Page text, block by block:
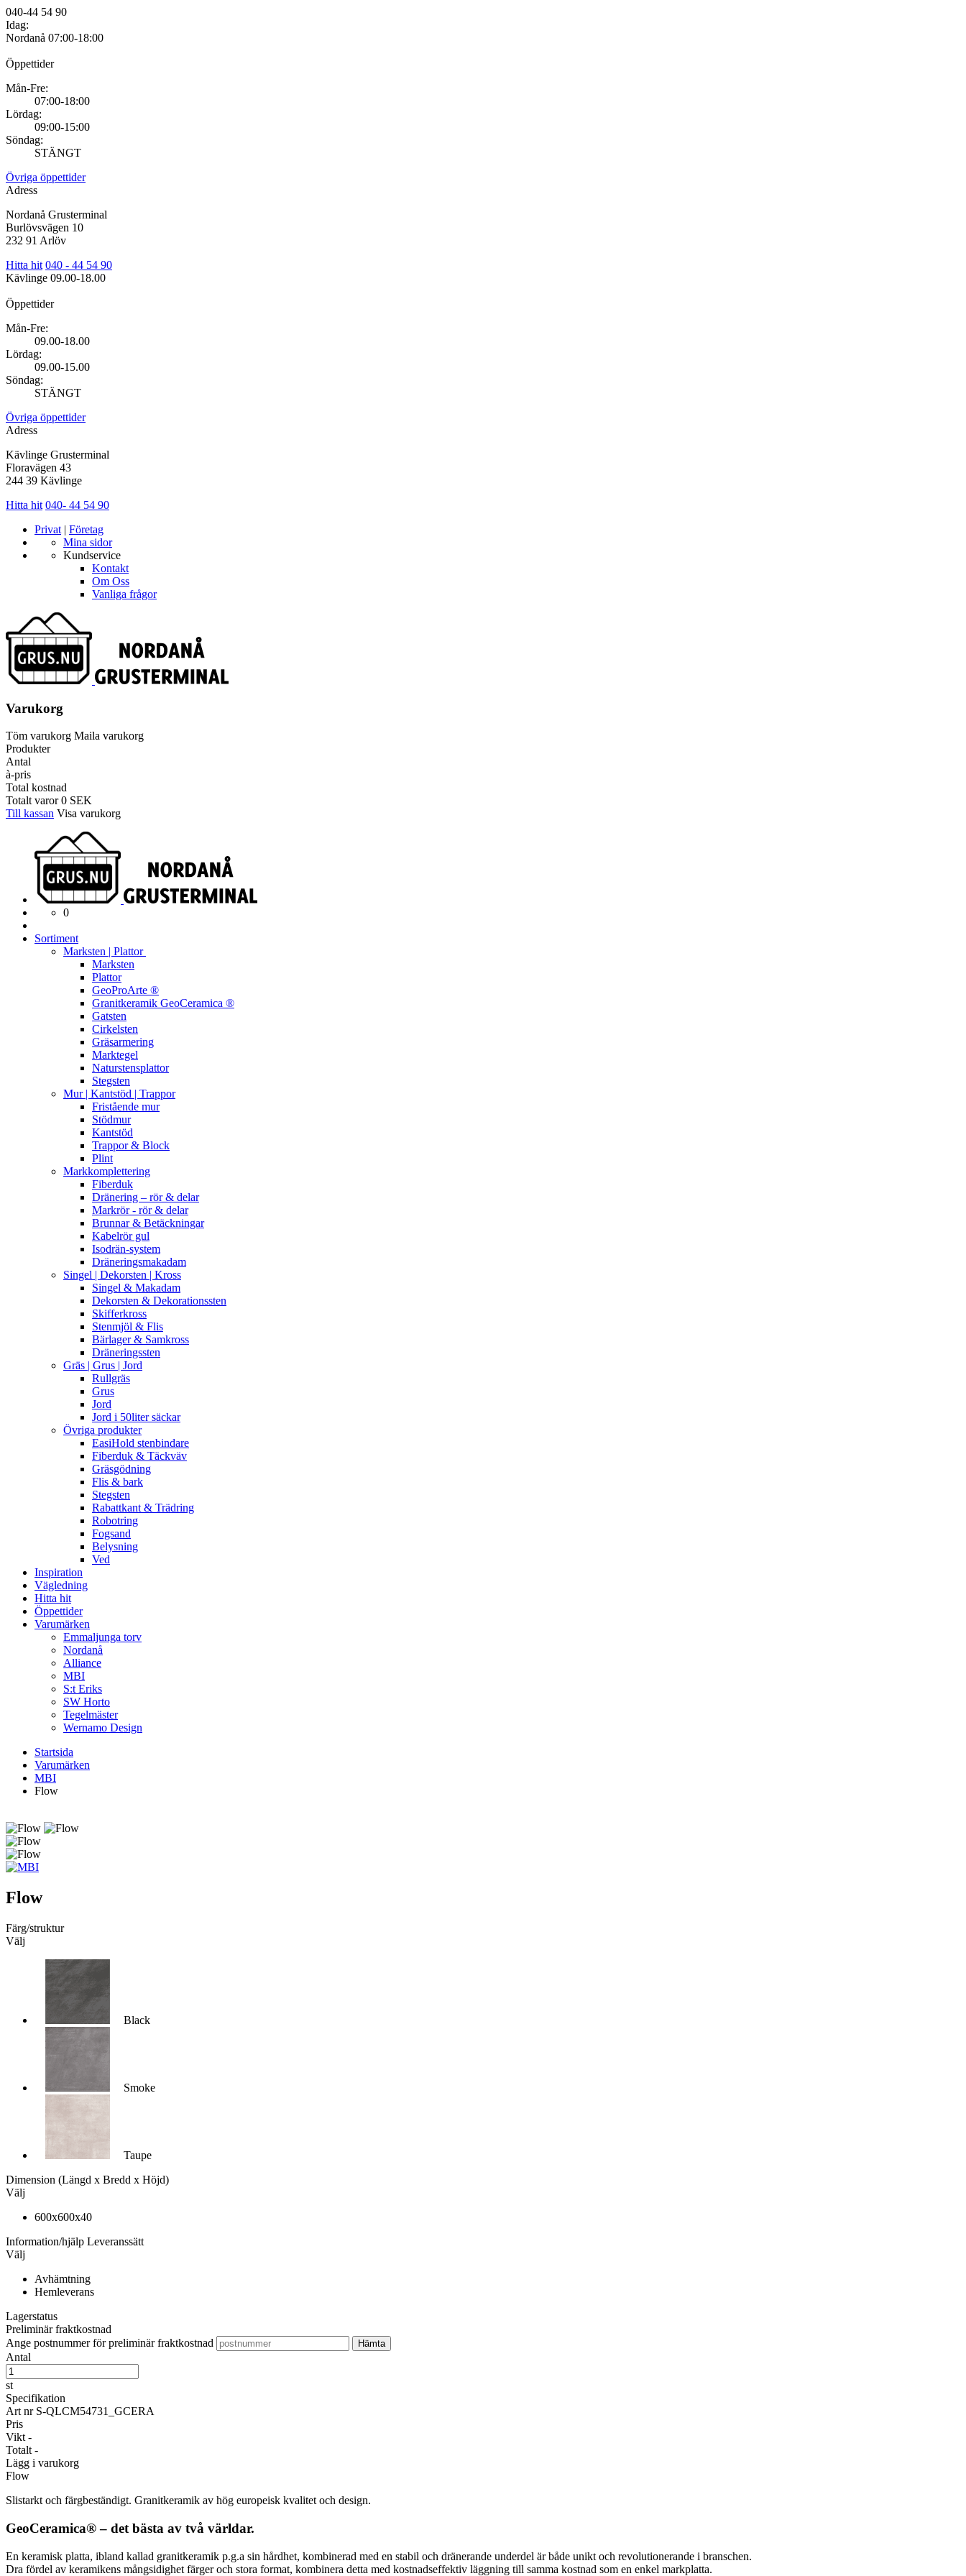
040-44 54 90
Idag:
Nordanå 07:00-18:00
Öppettider
Mån-Fre:
07:00-18:00
Lördag:
09:00-15:00
Söndag:
STÄNGT
Övriga öppettider
Adress
Nordanå Grusterminal
Burlövsvägen 10
232 91 Arlöv
Hitta hit 040 - 44 54 90
Kävlinge 09.00-18.00
Öppettider
Mån-Fre:
09.00-18.00
Lördag:
09.00-15.00
Söndag:
STÄNGT
Övriga öppettider
Adress
Kävlinge Grusterminal
Floravägen 43
244 39 Kävlinge
Hitta hit 040- 44 54 90
Privat | Företag
Mina sidor
Kundservice
Kontakt
Om Oss
Vanliga frågor
Varukorg
Töm varukorg Maila varukorg
Produkter
Antal
à-pris
Total kostnad
Totalt varor0 SEK
Till kassan Visa varukorg
0
Sortiment
Marksten | Plattor
Marksten
Plattor
GeoProArte ®
Granitkeramik GeoCeramica ®
Gatsten
Cirkelsten
Gräsarmering
Marktegel
Naturstensplattor
Stegsten
Mur | Kantstöd | Trappor
Fristående mur
Stödmur
Kantstöd
Trappor & Block
Plint
Markkomplettering
Fiberduk
Dränering – rör & delar
Markrör - rör & delar
Brunnar & Betäckningar
Kabelrör gul
Isodrän-system
Dräneringsmakadam
Singel | Dekorsten | Kross
Singel & Makadam
Dekorsten & Dekorationssten
Skifferkross
Stenmjöl & Flis
Bärlager & Samkross
Dräneringssten
Gräs | Grus | Jord
Rullgräs
Grus
Jord
Jord i 50liter säckar
Övriga produkter
EasiHold stenbindare
Fiberduk & Täckväv
Gräsgödning
Flis & bark
Stegsten
Rabattkant & Trädring
Robotring
Fogsand
Belysning
Ved
Inspiration
Vägledning
Hitta hit
Öppettider
Varumärken
Emmaljunga torv
Nordanå
Alliance
MBI
S:t Eriks
SW Horto
Tegelmäster
Wernamo Design
Startsida
Varumärken
MBI
Flow
Flow
Färg/struktur
Välj
Black
Smoke
Taupe
Dimension (Längd x Bredd x Höjd)
Välj
600x600x40
Information/hjälp Leveranssätt
Välj
Avhämtning
Hemleverans
Lagerstatus
Preliminär fraktkostnad
Ange postnummer för preliminär fraktkostnad
Antal
st
Specifikation
Art nr S-QLCM54731_GCERA
Pris
Vikt -
Totalt -
Lägg i varukorg
Flow
Slistarkt och färgbeständigt. Granitkeramik av hög europeisk kvalitet och design.
GeoCeramica® – det bästa av två världar.
En keramisk platta, ibland kallad granitkeramik p.g.a sin hårdhet, kombinerad med en stabil och dränerande underdel är både unikt och revolutionerande i branschen.
Dra fördel av keramikens mångsidighet färger och stora format, kombinera detta med kostnadseffektiv läggning till samma kostnad som en enkel markplatta.